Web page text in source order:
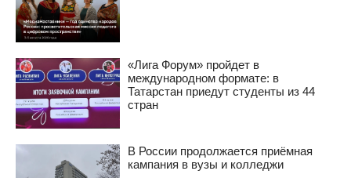
«Лига Форум» пройдет в
международном формате: в
Татарстан приедут студенты из 44
стран
В России продолжается приёмная
кампания в вузы и колледжи